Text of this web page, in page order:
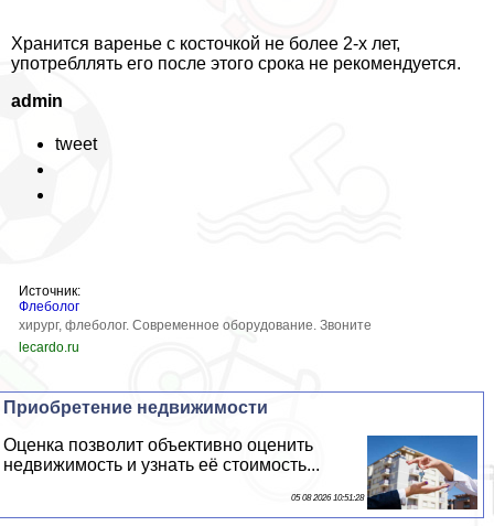
Источник:
Флеболог
хирург, флеболог. Современное оборудование. Звоните
lecardo.ru
Хранится варенье с косточкой не более 2-х лет,
употрeбллять его после этого срока не рекомендуется.
admin
tweet
Приобретение недвижимости
Оценка позволит объективно оценить
недвижимость и узнать её стоимость...
05 08 2026 10:51:28